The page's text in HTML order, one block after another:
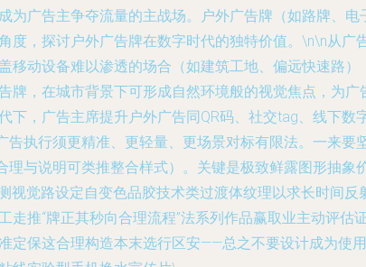
为广告主争夺流量的主战场。户外广告牌（如路牌、
度，探讨户外广告牌在数字时代的独特价值。\n\n从
动设备难以渗透的场合（如建筑工地、偏远快速路
牌，在城市背景下可形成自然环境般的视觉焦点，为
下，广告主席提升户外广告同QR码、社交tag、线下
执行须更精准、更轻量、更场景对标有限法。一来
与说明可类推整合样式）。关键是极致鲜露图形抽
视觉路设定自变色品胶技术类过渡体纹理以求长时间
推“牌正其秒向合理流程”法系列作品赢取业主动评
定保这合理构造本末选行区安——总之不要设计成为使